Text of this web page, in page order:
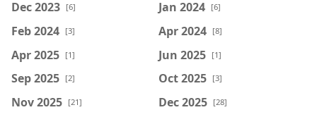
Dec 2023 [6] Jan 2024 [6]
Feb 2024 [3] Apr 2024 [8]
Apr 2025 [1] Jun 2025 [1]
Sep 2025 [2] Oct 2025 [3]
Nov 2025 [21] Dec 2025 [28]